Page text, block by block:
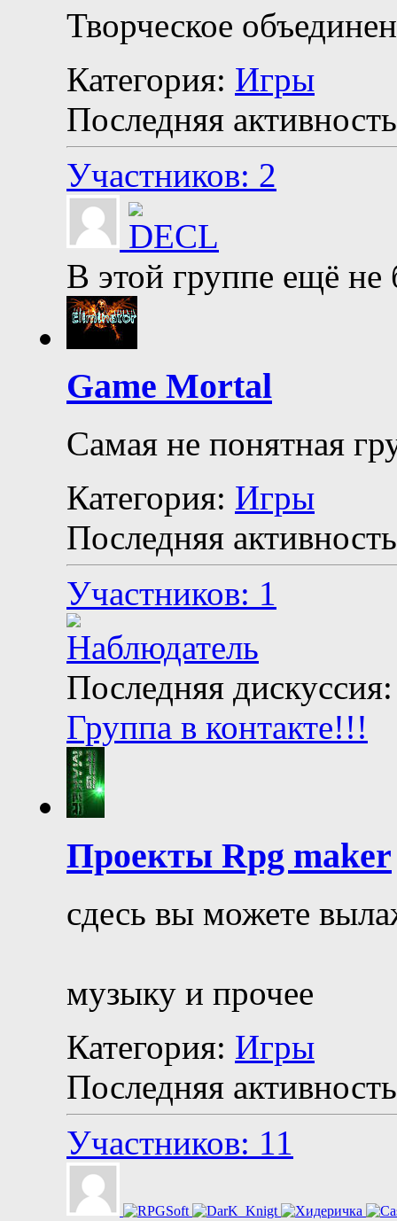
Творческое
Категория: Игры
Последняя
Участников: 2
В этой группе ещё не
Game Mortal
Самая не понятная
Категория: Игры
Последняя
Участников: 1
Последняя дискуссия:
Группа в контакте!!!
Проекты Rpg maker
сдесь вы можете
музыку и прочее
Категория: Игры
Последняя
Участников: 11